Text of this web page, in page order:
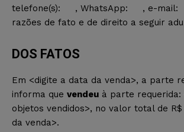
telefone(s):
, WhatsApp: , e-mail:
razões de fato e de direito a seguir
DOS FATOS
Em <digite a data da venda>, a parte
informa que vendeu à parte requerida:
objetos vendidos>, no valor total de
da venda>.